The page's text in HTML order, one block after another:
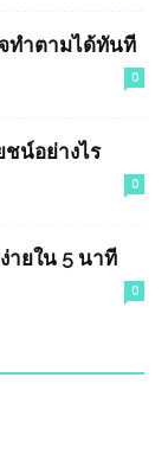
ทำตามได้ทันที
0
ชน์อย่างไร
0
ายใน 5 นาที
0